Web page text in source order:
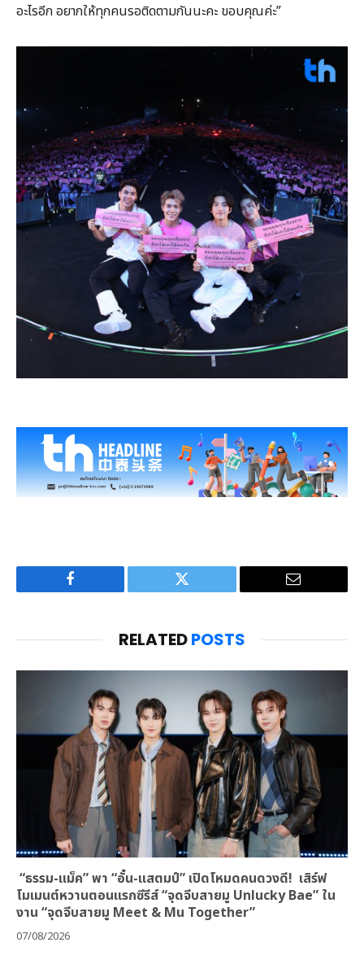
อะไรอีก อยากให้ทุกคนรอติดตามกันนะคะ ขอบคุณค่ะ”
Facebook Twitter Email
RELATEDPOSTS
“ธรรม-แม็ค” พา “อั๋น-แสตมป์” เปิดโหมดคนดวงดี! เสิร์ฟ
โมเมนต์หวานตอนแรกซีรีส์ “จุดจีบสายมู Unlucky Bae” ใน
งาน “จุดจีบสายมู Meet & Mu Together”
07/08/2026